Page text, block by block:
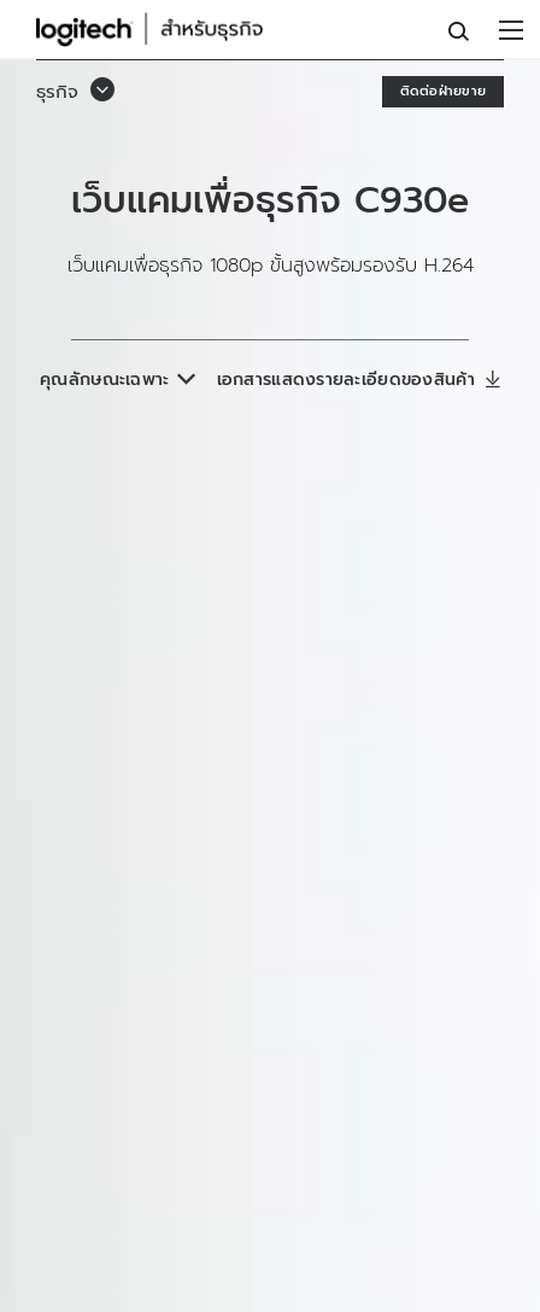
เว็บ
แคม
ธุรกิจ
1080P
C930E
ธุรกิจ ติดต่อฝ่ายขาย
เว็บแคมเพื่อธุรกิจ C930e
เว็บแคมเพื่อธุรกิจ 1080p ขั้นสูงพร้อมรองรับ H.264
คุณลักษณะเฉพาะ เอกสารแสดงรายละเอียดของสินค้า